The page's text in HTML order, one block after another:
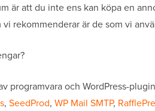
är att du inte ens kan köpa en
rekommenderar är de som vi
programvara och WordPress-
, SeedProd, WP Mail SMTP,